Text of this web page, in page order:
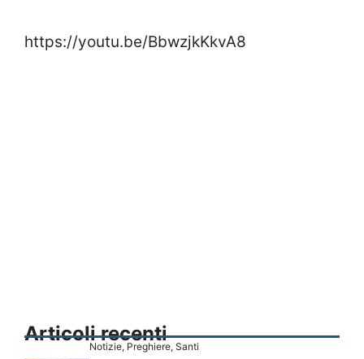
https://youtu.be/BbwzjkKkvA8
Articoli recenti
Notizie, Preghiere, Santi